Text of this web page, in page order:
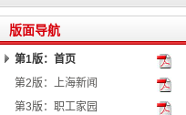
版面导航
第1版：首页
第2版：上海新闻
第3版：职工家园